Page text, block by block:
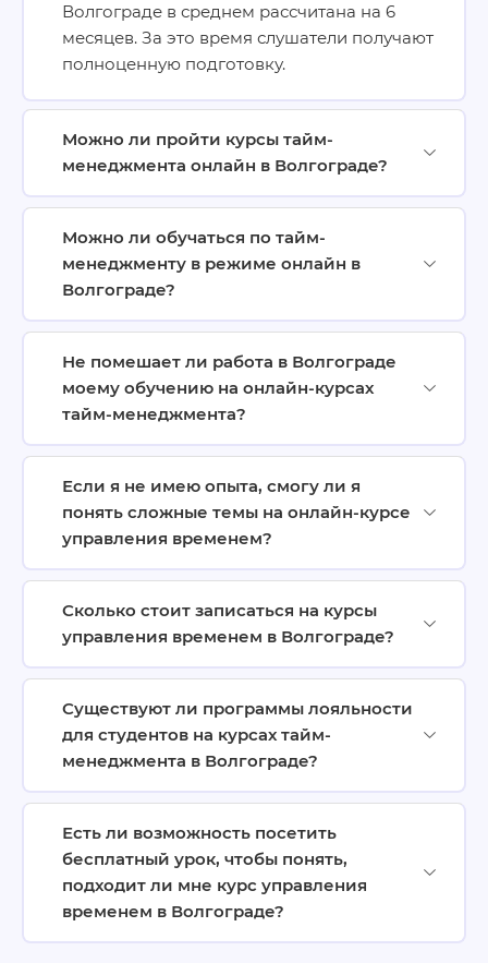
Волгограде в среднем рассчитана на 6
месяцев. За это время слушатели получают
полноценную подготовку.
Можно ли пройти курсы тайм-
менеджмента онлайн в Волгограде?
Можно ли обучаться по тайм-
менеджменту в режиме онлайн в
Волгограде?
Не помешает ли работа в Волгограде
моему обучению на онлайн-курсах
тайм-менеджмента?
Если я не имею опыта, смогу ли я
понять сложные темы на онлайн-курсе
управления временем?
Сколько стоит записаться на курсы
управления временем в Волгограде?
Существуют ли программы лояльности
для студентов на курсах тайм-
менеджмента в Волгограде?
Есть ли возможность посетить
бесплатный урок, чтобы понять,
подходит ли мне курс управления
временем в Волгограде?